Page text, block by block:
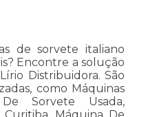
de sorvete italiano
Encontre a solução
Distribuidora. São
como Máquinas
Sorvete Usada,